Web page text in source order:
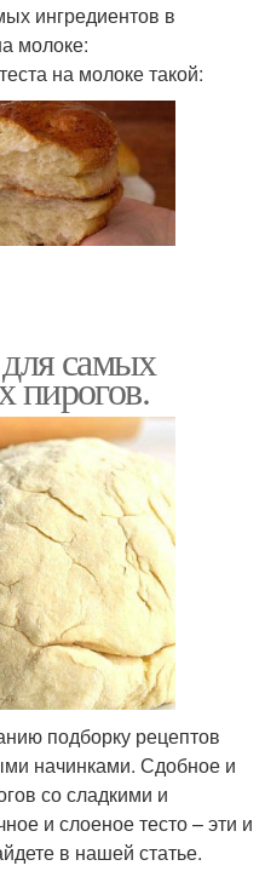
ингредиентов в
молоке:
на молоке такой:
для самых
пирогов.
подборку рецептов
начинками. Сдобное и
со сладкими и
и слоеное тесто – эти и
в нашей статье.